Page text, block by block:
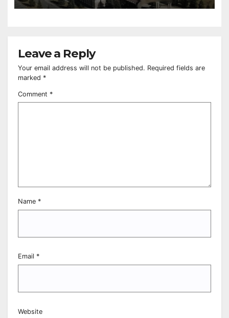
Leave a Reply
Your email address will not be published. Required fields are
marked *
Comment *
Name *
Email *
Website